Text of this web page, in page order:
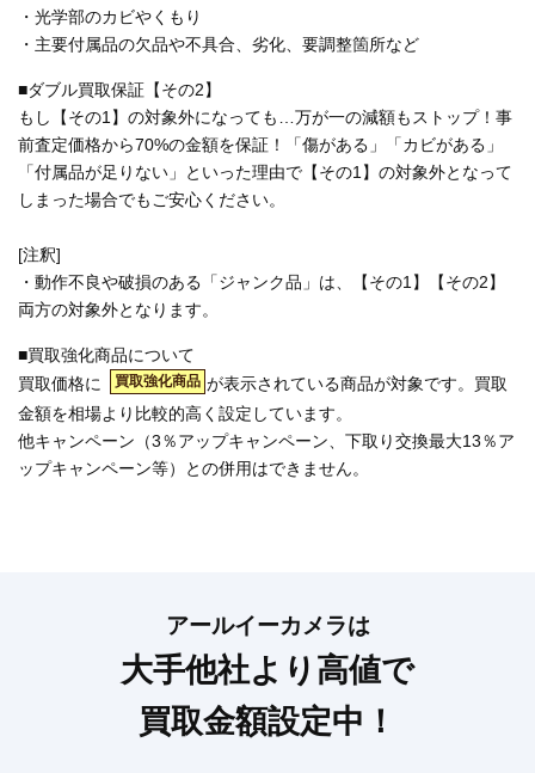
・光学部のカビやくもり
・主要付属品の欠品や不具合、劣化、要調整箇所など
■ダブル買取保証【その2】
もし【その1】の対象外になっても…万が一の減額もストップ！事
前査定価格から70%の金額を保証！「傷がある」「カビがある」
「付属品が足りない」といった理由で【その1】の対象外となって
しまった場合でもご安心ください。
[注釈]
・動作不良や破損のある「ジャンク品」は、【その1】【その2】
両方の対象外となります。
■買取強化商品について
買取価格に
買取強化商品 が表示されている商品が対象です。買取
金額を相場より比較的高く設定しています。
他キャンペーン（3％アップキャンペーン、下取り交換最大13％ア
ップキャンペーン等）との併用はできません。
アールイーカメラは
大手他社より高値で
買取金額設定中！